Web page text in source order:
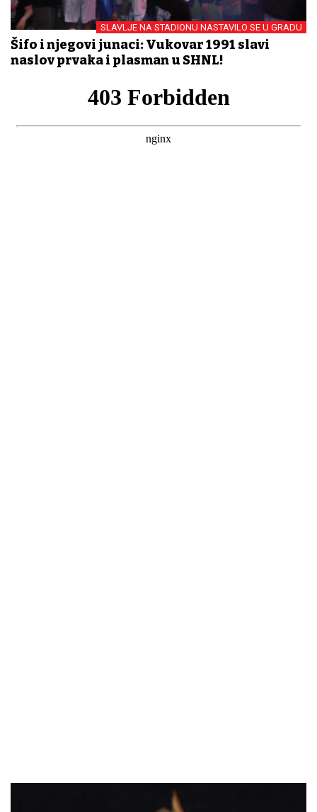
SLAVLJE NA STADIONU NASTAVILO SE U GRADU
Šifo i njegovi junaci: Vukovar 1991 slavi
naslov prvaka i plasman u SHNL!